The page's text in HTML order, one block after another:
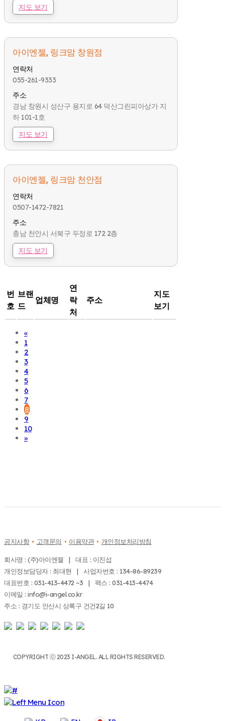
지도 보기
아이엔젤, 링크맘 창원점
연락처
055-261-9333
주소
경남 창원시 성산구 용지로 64 덕산그린피아상가 지
하 101-1호
지도 보기
아이엔젤, 링크맘 천안점
연락처
0507-1472-7821
주소
충남 천안시 서북구 두정로 172 2층
지도 보기
번
호
브랜
드
업체명
연
락
처
주소
지도
보기
«
1
2
3
4
5
6
7
8
9
10
»
공지사항 고객문의 이용약관 개인정보처리방침
회사명 : (주)아이엔젤 | 대표 : 이진섭
개인정보담당자 : 최대현 | 사업자번호 : 134-86-89239
대표번호 : 031-413-4472 ~3 | 팩스 : 031-413-4474
이메일 : info@i-angel.co.kr
주소 : 경기도 안산시 상록구 건건2길 10
COPYRIGHT ⓒ 2023 I-ANGEL. ALL RIGHTS RESERVED.